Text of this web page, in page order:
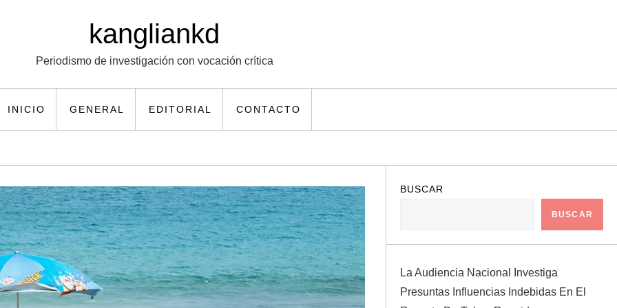
kangliankd
Periodismo de investigación con vocación crítica
INICIO GENERAL EDITORIAL CONTACTO
BUSCAR
BUSCAR
La Audiencia Nacional Investiga
Presuntas Influencias Indebidas En El